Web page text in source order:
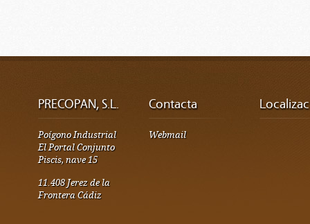
PRECOPAN, S.L.
Poígono Industrial
El Portal Conjunto
Piscis, nave 15
11.408 Jerez de la
Frontera Cádiz
Contacta
Webmail